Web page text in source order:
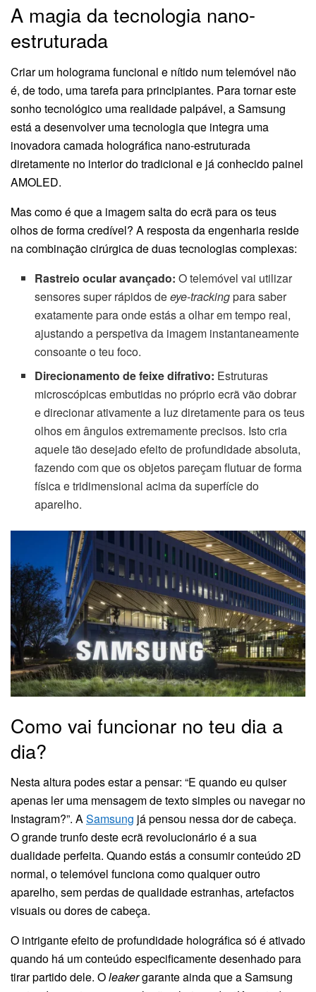
A magia da tecnologia nano-
estruturada
Criar um holograma funcional e nítido num telemóvel não
é, de todo, uma tarefa para principiantes. Para tornar este
sonho tecnológico uma realidade palpável, a Samsung
está a desenvolver uma tecnologia que integra uma
inovadora camada holográfica nano-estruturada
diretamente no interior do tradicional e já conhecido painel
AMOLED.
Mas como é que a imagem salta do ecrã para os teus
olhos de forma credível? A resposta da engenharia reside
na combinação cirúrgica de duas tecnologias complexas:
Rastreio ocular avançado: O telemóvel vai utilizar
sensores super rápidos deeye-trackingpara saber
exatamente para onde estás a olhar em tempo real,
ajustando a perspetiva da imagem instantaneamente
consoante o teu foco.
Direcionamento de feixe difrativo: Estruturas
microscópicas embutidas no próprio ecrã vão dobrar
e direcionar ativamente a luz diretamente para os teus
olhos em ângulos extremamente precisos. Isto cria
aquele tão desejado efeito de profundidade absoluta,
fazendo com que os objetos pareçam flutuar de forma
física e tridimensional acima da superfície do
aparelho.
Como vai funcionar no teu dia a
dia?
Nesta altura podes estar a pensar: “E quando eu quiser
apenas ler uma mensagem de texto simples ou navegar no
Instagram?”. ASamsung já pensou nessa dor de cabeça.
O grande trunfo deste ecrã revolucionário é a sua
dualidade perfeita. Quando estás a consumir conteúdo 2D
normal, o telemóvel funciona como qualquer outro
aparelho, sem perdas de qualidade estranhas, artefactos
visuais ou dores de cabeça.
O intrigante efeito de profundidade holográfica só é ativado
quando há um conteúdo especificamente desenhado para
tirar partido dele. Oleakergarante ainda que a Samsung